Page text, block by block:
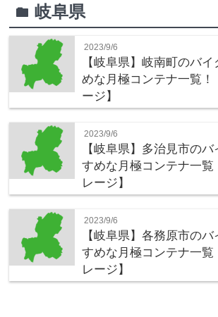
folder岐阜県
2023/9/6
【岐阜県】岐南町のバ
めな月極コンテナ一覧！
ージ】
2023/9/6
【岐阜県】多治見市の
すめな月極コンテナ一覧
レージ】
2023/9/6
【岐阜県】各務原市の
すめな月極コンテナ一覧
レージ】